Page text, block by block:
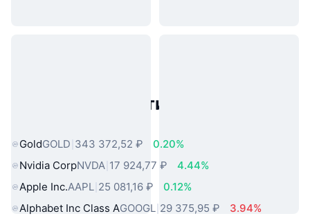
Популярные активы реального
GoldGOLD 343 372,52 ₽
0.20%
Nvidia CorpNVDA 17 924,77 ₽
4.44%
Apple Inc.AAPL 25 081,16 ₽
0.12%
Alphabet Inc Class AGOOGL 29 375,95 ₽
3.94%